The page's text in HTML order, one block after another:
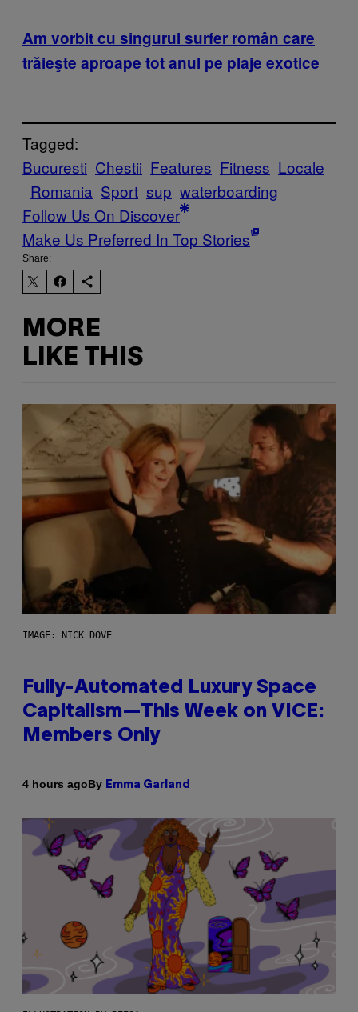
Am vorbit cu singurul surfer român care
trăieşte aproape tot anul pe plaje exotice
Tagged:
Bucuresti Chestii Features Fitness Locale
Romania Sport sup waterboarding
Follow Us On Discover
Make Us Preferred In Top Stories
Share:
MORE
LIKE THIS
IMAGE: NICK DOVE
Fully-Automated Luxury Space
Capitalism—This Week on VICE:
Members Only
4 hours agoBy Emma Garland